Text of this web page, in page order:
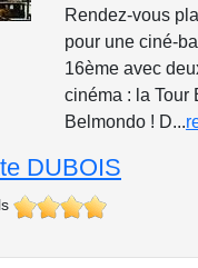
Rendez-vous
pour une ciné-
16ème avec
cinéma : la Tour
Belmondo ! D...
DUBOIS